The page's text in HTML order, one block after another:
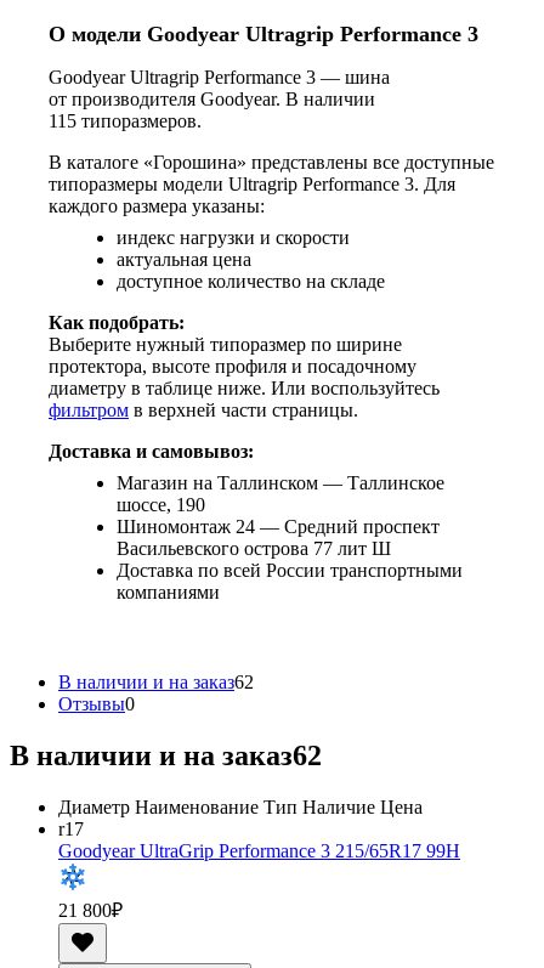
О модели Goodyear Ultragrip Performance 3
Goodyear Ultragrip Performance 3 — шина
от производителя Goodyear. В наличии
115 типоразмеров.
В каталоге «Горошина» представлены все доступные
типоразмеры модели Ultragrip Performance 3. Для
каждого размера указаны:
индекс нагрузки и скорости
актуальная цена
доступное количество на складе
Как подобрать:
Выберите нужный типоразмер по ширине
протектора, высоте профиля и посадочному
диаметру в таблице ниже. Или воспользуйтесь
фильтром в верхней части страницы.
Доставка и самовывоз:
Магазин на Таллинском — Таллинское
шоссе, 190
Шиномонтаж 24 — Средний проспект
Васильевского острова 77 лит Ш
Доставка по всей России транспортными
компаниями
В наличии и на заказ62
Отзывы0
В наличии и на заказ62
Диаметр Наименование Тип Наличие Цена
r17
Goodyear UltraGrip Performance 3 215/65R17 99H
21 800₽